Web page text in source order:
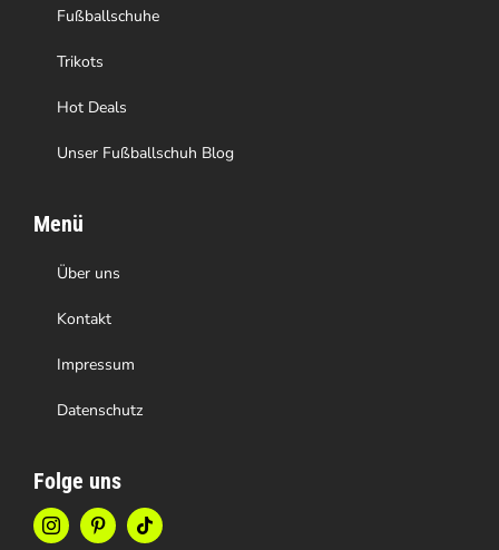
Fußballschuhe
Trikots
Hot Deals
Unser Fußballschuh Blog
Menü
Über uns
Kontakt
Impressum
Datenschutz
Folge uns